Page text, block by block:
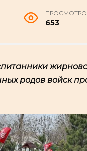
653
родов войск